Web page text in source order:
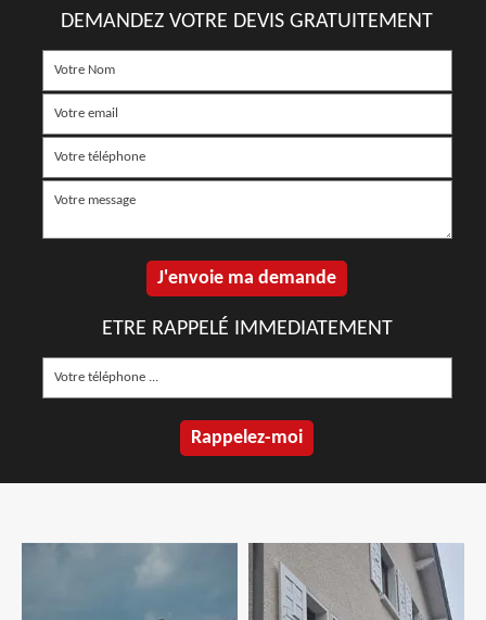
DEMANDEZ VOTRE DEVIS GRATUITEMENT
ETRE RAPPELÉ IMMEDIATEMENT